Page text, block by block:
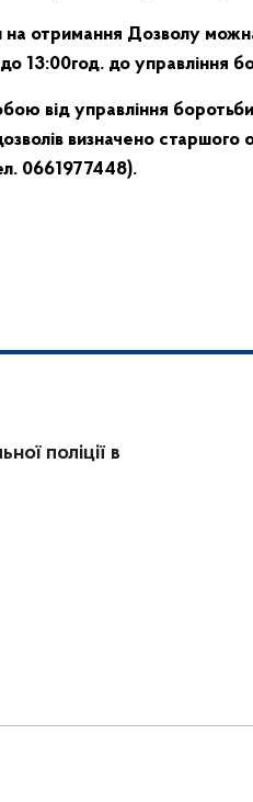
отримання Дозволу
13:00год. до управління
від управління
дозволів визначено
0661977448).
поліції в